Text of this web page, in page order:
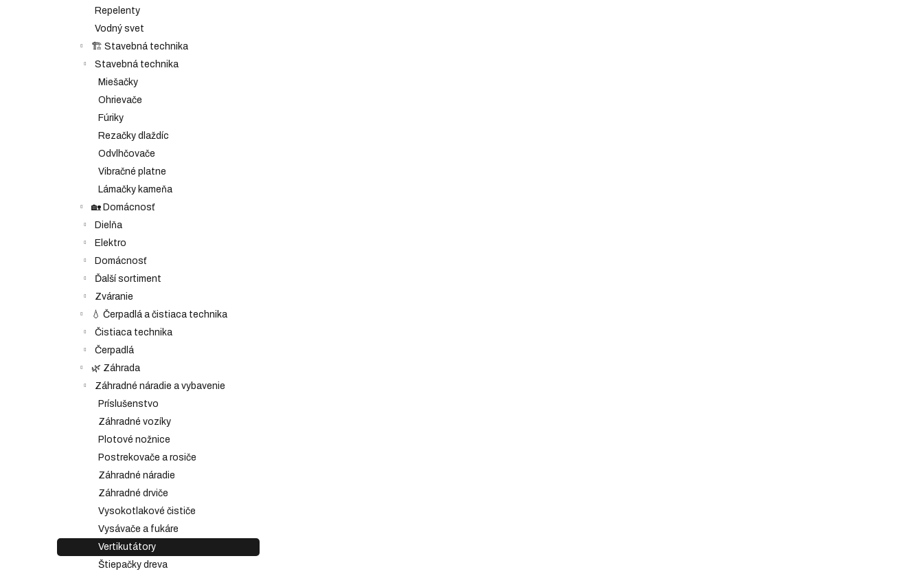
Repelenty
Vodný svet
🏗️ Stavebná technika
Stavebná technika
Miešačky
Ohrievače
Fúriky
Rezačky dlaždíc
Odvlhčovače
Vibračné platne
Lámačky kameňa
🏡 Domácnosť
Dielňa
Elektro
Domácnosť
Ďalší sortiment
Zváranie
💧 Čerpadlá a čistiaca technika
Čistiaca technika
Čerpadlá
🌿 Záhrada
Záhradné náradie a vybavenie
Príslušenstvo
Záhradné vozíky
Plotové nožnice
Postrekovače a rosiče
Záhradné náradie
Záhradné drviče
Vysokotlakové čističe
Vysávače a fukáre
Vertikutátory
Štiepačky dreva